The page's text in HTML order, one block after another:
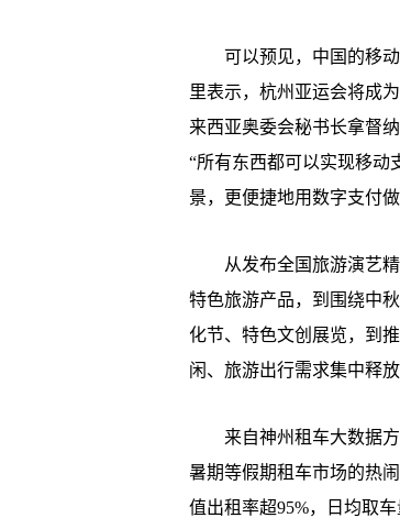
可以预见，中国的移动
里表示，杭州亚运会将成
来西亚奥委会秘书长拿督
“所有东西都可以实现移动
景，更便捷地用数字支付
从发布全国旅游演艺精
特色旅游产品，到围绕中
化节、特色文创展览，到
闲、旅游出行需求集中释
来自神州租车大数据方
暑期等假期租车市场的热
值出租率超95%，日均取